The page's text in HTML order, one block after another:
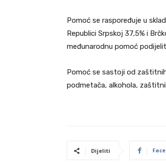
Pomoć se raspoređuje u
Republici Srpskoj 37,5% i
međunarodnu pomoć
Pomoć se sastoji od
podmetača, alkohola,
Dijeliti